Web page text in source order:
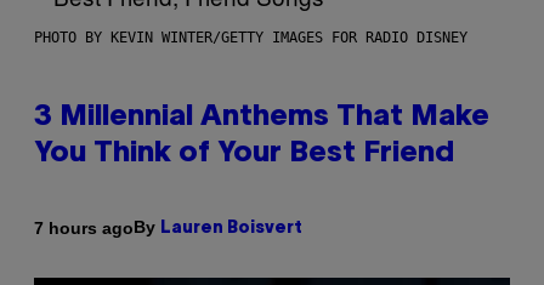
PHOTO BY KEVIN WINTER/GETTY IMAGES FOR RADIO DISNEY
3 Millennial Anthems That Make
You Think of Your Best Friend
7 hours agoBy Lauren Boisvert